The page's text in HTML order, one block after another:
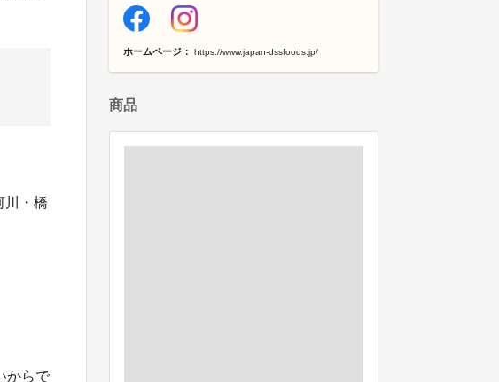
川・橋
からで
ホームページ： https://www.japan-dssfoods.jp/
商品